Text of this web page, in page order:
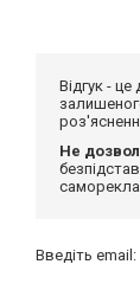
Відгук -
Не
Введіть email: